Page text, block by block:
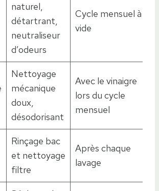
naturel,
détartrant,
neutraliseur
d’odeurs
Cycle mensuel à
vide
Nettoyage
mécanique
doux,
désodorisant
Avec le vinaigre
lors du cycle
mensuel
Rinçage bac
et nettoyage
filtre
Après chaque
lavage